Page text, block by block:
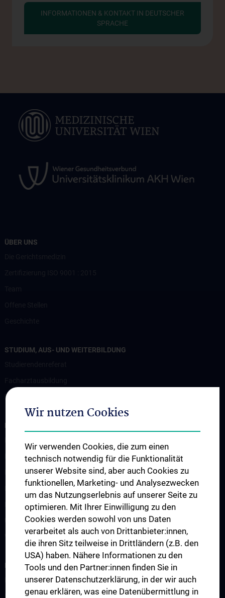
INFORMATIONEN & KONTAKT IN DEUTSCHER
SPRACHE
ÜBER UNS
STUDIUM, AUS- UND WEITERBILDUNG
Nostrifikation
FORSCHUNG UND FACHBEREICHE
Fachbereich Forensische Anthropologie
Fachbereich Forensische Entomologie
Fachbereich Forensische Histologie und Immunologie
Fachbereich Forensische Fotografie
Untersuchungsstelle für Gewaltbetroffene
Wissenschafter:innen
INFORMATIONEN UND KONTAKT
Informationen und Kontakt in deutscher Sprache
Informationen und Kontakt in weiteren Sprachen
Wir nutzen Cookies
Wir verwenden Cookies, die zum einen
technisch notwendig für die Funktionalität
unserer Website sind, aber auch Cookies zu
funktionellen, Marketing- und Analysezwecken
um das Nutzungserlebnis auf unserer Seite zu
optimieren. Mit Ihrer Einwilligung zu den
Cookies werden sowohl von uns Daten
verarbeitet als auch von Drittanbieter:innen,
die ihren Sitz teilweise in Drittländern (z.B. den
USA) haben. Nähere Informationen zu den
Tools und den Partner:innen finden Sie in
unserer Datenschutzerklärung, in der wir auch
genau erklären, was eine Datenübermittlung in